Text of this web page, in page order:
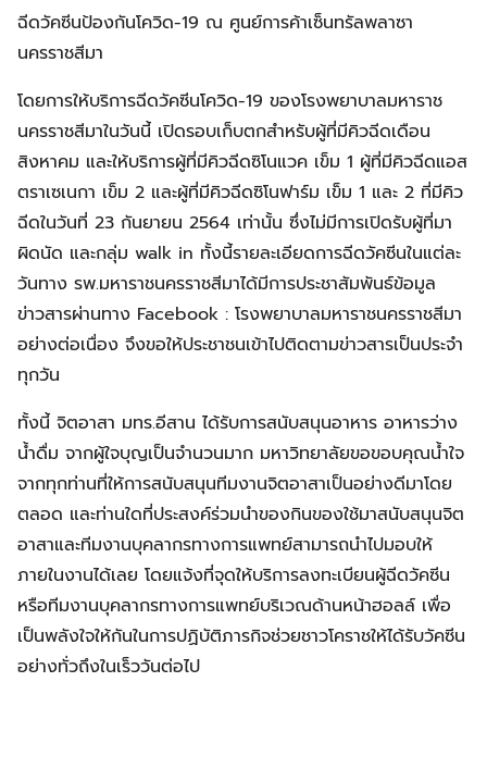
ฉีดวัคซีนป้องกันโควิด-19 ณ ศูนย์การค้าเซ็นทรัลพลาซา
นครราชสีมา
โดยการให้บริการฉีดวัคซีนโควิด-19 ของโรงพยาบาลมหาราช
นครราชสีมาในวันนี้ เปิดรอบเก็บตกสำหรับผู้ที่มีคิวฉีดเดือน
สิงหาคม และให้บริการผู้ที่มีคิวฉีดซิโนแวค เข็ม 1 ผู้ที่มีคิวฉีดแอส
ตราเซเนกา เข็ม 2 และผู้ที่มีคิวฉีดซิโนฟาร์ม เข็ม 1 และ 2 ที่มีคิว
ฉีดในวันที่ 23 กันยายน 2564 เท่านั้น ซึ่งไม่มีการเปิดรับผู้ที่มา
ผิดนัด และกลุ่ม walk in ทั้งนี้รายละเอียดการฉีดวัคซีนในแต่ละ
วันทาง รพ.มหาราชนครราชสีมาได้มีการประชาสัมพันธ์ข้อมูล
ข่าวสารผ่านทาง Facebook : โรงพยาบาลมหาราชนครราชสีมา
อย่างต่อเนื่อง จึงขอให้ประชาชนเข้าไปติดตามข่าวสารเป็นประจำ
ทุกวัน
ทั้งนี้ จิตอาสา มทร.อีสาน ได้รับการสนับสนุนอาหาร อาหารว่าง
น้ำดื่ม จากผู้ใจบุญเป็นจำนวนมาก มหาวิทยาลัยขอขอบคุณน้ำใจ
จากทุกท่านที่ให้การสนับสนุนทีมงานจิตอาสาเป็นอย่างดีมาโดย
ตลอด และท่านใดที่ประสงค์ร่วมนำของกินของใช้มาสนับสนุนจิต
อาสาและทีมงานบุคลากรทางการแพทย์สามารถนำไปมอบให้
ภายในงานได้เลย โดยแจ้งที่จุดให้บริการลงทะเบียนผู้ฉีดวัคซีน
หรือทีมงานบุคลากรทางการแพทย์บริเวณด้านหน้าฮอลล์ เพื่อ
เป็นพลังใจให้กันในการปฏิบัติภารกิจช่วยชาวโคราชให้ได้รับวัคซีน
อย่างทั่วถึงในเร็ววันต่อไป